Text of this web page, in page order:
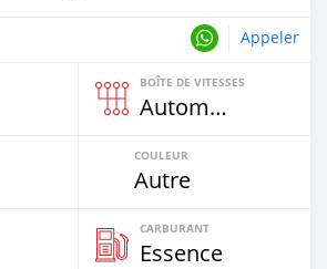
Appeler
BOÎTE DE VITESSES
Automatique
COULEUR
Autre
CARBURANT
Essence